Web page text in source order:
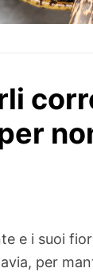
e i suoi
per